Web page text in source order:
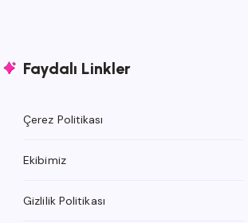
Faydalı Linkler
Çerez Politikası
Ekibimiz
Gizlilik Politikası